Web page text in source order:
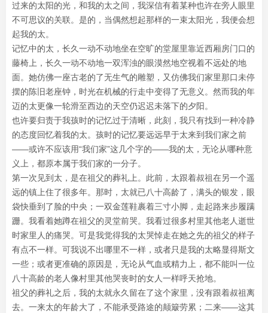
过来的太阳的光，和我的太之间，我深信有着某种也许在旁人眼里
不可思议的关联。是的，当偶然想起那样的一束太阳光，我便会想
起我的太。
记忆中的太，长久一动不动地坐在空旷的堂屋里靠近西厢房门口的
藤椅上，长久一动不动地一双浑浊的眼漠然地空视着不远处的地
面。她仿佛一座古老的了无生气的雕塑，又仿佛我们家里那口未停
摆的陈旧老座钟，时光在机械的行走中变得了无意义。然而我的年
迈的太更像一轮滑至西边的天空仍迟迟未落下的夕阳。
也许要归责于我孩时的记忆过于清晰，此刻，我只有找到一种冷静
的态度回忆着我的太。孩时的记忆要远远早于太来到我们家之前
——或许不应该用“我们家”这几个字的——我的太，无论从哪种意
义上，都原本属于我们家的一分子。
第一次见到太，是在祖父的葬礼上。此前，太跟着叔祖在另一个遥
远的镇上住了很多年。那时，太就已八十高龄了，满头的银发，眼
袋快垂到了脸的中央；一双金莲鞋裹着三寸小脚，走起路来步履蹒
跚。我看着她蹲在祖父的灵堂前哭。我看过很多村里其他老人逝世
时家里人的痛哭。可是我觉得我的太哭悼走在她之先的祖父的样子
有点不一样。可我说不出哪里不一样，或者只是我的太略显得斯文
一些；或者更准确的原因是，无论从气血或精力上，都不能叫一位
八十高龄的老人像村里其他哭丧时的女人一样呼天抢地。
祖父的葬礼之后，我的太就永久留在了这个家里，没有跟着叔祖离
去。一来太的年龄大了，不能承受路途的颠簸劳累；二来——这其